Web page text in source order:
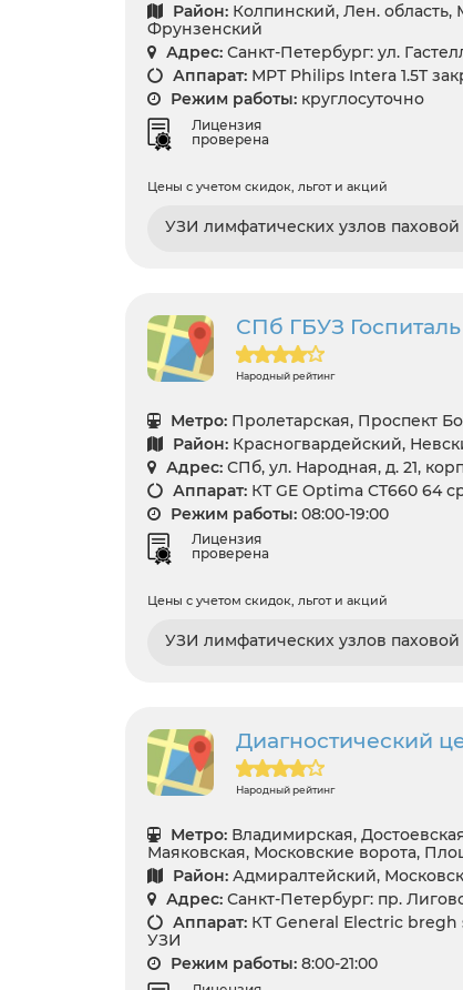
Район: Колпинский, Лен.
Фрунзенский
Адрес: Санкт-Петербург: ул.
Аппарат: МРТ Philips Intera 1.5T
Режим работы: круглосуточно
Лицензия
проверена
Цены с учетом скидок, льгот и акций
УЗИ лимфатических узлов паховой
СПб ГБУЗ
Народный рейтинг
Метро: Пролетарская, Проспект
Район: Красногвардейский,
Адрес: СПб, ул. Народная, д. 21,
Аппарат: КТ GE Optima CT660 64
Режим работы: 08:00-19:00
Лицензия
проверена
Цены с учетом скидок, льгот и акций
УЗИ лимфатических узлов паховой
Диагностический
Народный рейтинг
Метро: Владимирская,
Маяковская, Московские ворота,
Район: Адмиралтейский,
Адрес: Санкт-Петербург: пр.
Аппарат: КТ General Electric bregh
УЗИ
Режим работы: 8:00-21:00